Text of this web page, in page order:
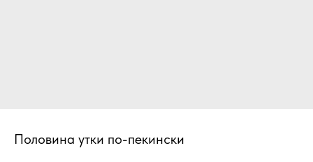
Половина утки по-пекински